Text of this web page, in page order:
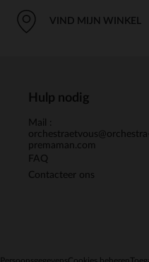
VIND MIJN WINKEL
Hulp nodig
Mail :
orchestraetvous@orchestra-
premaman.com
FAQ
Contacteer ons